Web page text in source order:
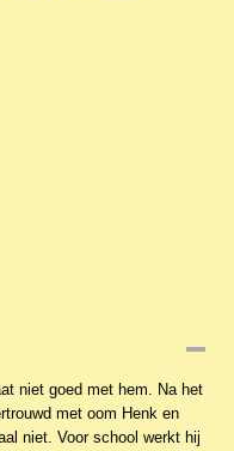
niet goed met hem. Na het
met oom Henk en
niet. Voor school werkt hij